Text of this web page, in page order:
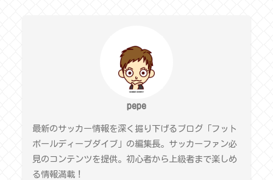
pepe
最新のサッカー情報を深く掘り下げるブログ「フット
ボールディープダイブ」の編集長。サッカーファン必
見のコンテンツを提供。初心者から上級者まで楽しめ
る情報満載！